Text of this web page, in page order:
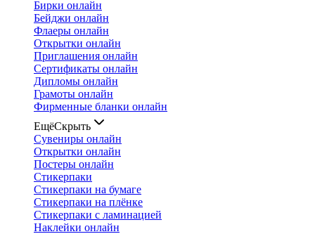
Бирки онлайн
Бейджи онлайн
Флаеры онлайн
Открытки онлайн
Приглашения онлайн
Сертификаты онлайн
Дипломы онлайн
Грамоты онлайн
Фирменные бланки онлайн
ЕщёСкрыть
Сувениры онлайн
Открытки онлайн
Постеры онлайн
Стикерпаки
Стикерпаки на бумаге
Стикерпаки на плёнке
Стикерпаки с ламинацией
Наклейки онлайн